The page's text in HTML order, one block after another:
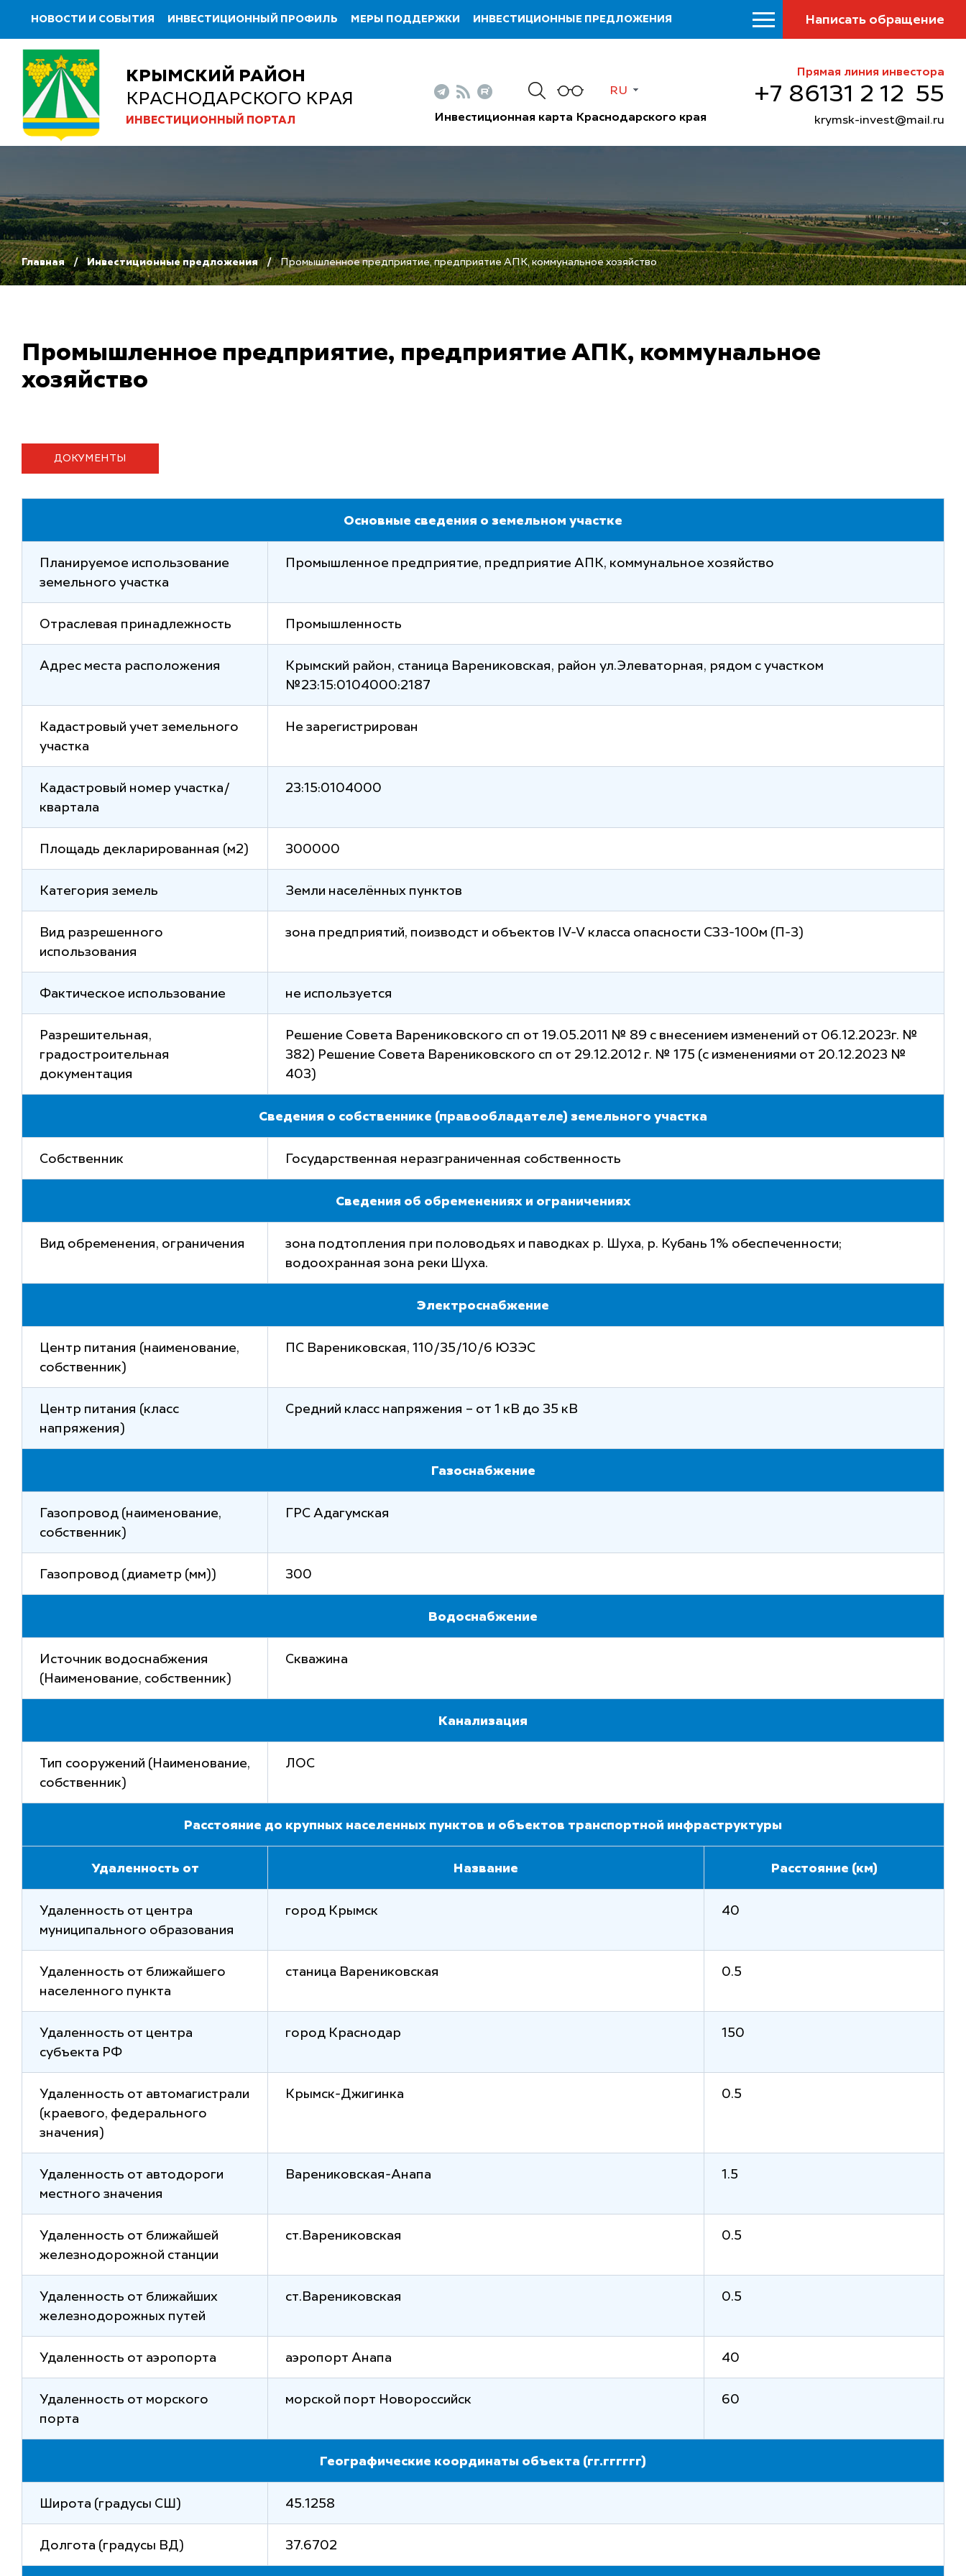
НОВОСТИ И СОБЫТИЯ ИНВЕСТИЦИОННЫЙ ПРОФИЛЬ МЕРЫ ПОДДЕРЖКИ ИНВЕСТИЦИОННЫЕ ПРЕДЛОЖЕНИЯ Написать обращение
КРЫМСКИЙ РАЙОН
КРАСНОДАРСКОГО КРАЯ
ИНВЕСТИЦИОННЫЙ ПОРТАЛ
RU
Инвестиционная карта Краснодарского края
Прямая линия инвестора
+7 86131 2 12 55
krymsk-invest@mail.ru
Главная Инвестиционные предложения Промышленное предприятие, предприятие АПК, коммунальное хозяйство
Промышленное предприятие, предприятие АПК, коммунальное
хозяйство
ДОКУМЕНТЫ
Основные сведения о земельном участке
Планируемое использование
земельного участка
Промышленное предприятие, предприятие АПК, коммунальное хозяйство
Отраслевая принадлежность Промышленность
Адрес места расположения
Крымский район, станица Варениковская, район ул.Элеваторная, рядом с участком
№23:15:0104000:2187
Кадастровый учет земельного
участка
Не зарегистрирован
Кадастровый номер участка/
квартала
23:15:0104000
Площадь декларированная (м2) 300000
Категория земель Земли населённых пунктов
Вид разрешенного
использования
зона предприятий, поизводст и объектов IV-V класса опасности СЗЗ-100м (П-3)
Фактическое использование не используется
Разрешительная,
градостроительная
документация
Решение Совета Варениковского сп от 19.05.2011 № 89 с внесением изменений от 06.12.2023г. №
382) Решение Совета Варениковского сп от 29.12.2012 г. № 175 (с изменениями от 20.12.2023 №
403)
Сведения о собственнике (правообладателе) земельного участка
Собственник Государственная неразграниченная собственность
Сведения об обременениях и ограничениях
Вид обременения, ограничения
зона подтопления при половодьях и паводках р. Шуха, р. Кубань 1% обеспеченности;
водоохранная зона реки Шуха.
Электроснабжение
Центр питания (наименование,
собственник)
ПС Варениковская, 110/35/10/6 ЮЗЭС
Центр питания (класс
напряжения)
Средний класс напряжения – от 1 кВ до 35 кВ
Газоснабжение
Газопровод (наименование,
собственник)
ГРС Адагумская
Газопровод (диаметр (мм)) 300
Водоснабжение
Источник водоснабжения
(Наименование, собственник)
Скважина
Канализация
Тип сооружений (Наименование,
собственник)
ЛОС
Расстояние до крупных населенных пунктов и объектов транспортной инфраструктуры
Удаленность от Название Расстояние (км)
Удаленность от центра
муниципального образования
город Крымск 40
Удаленность от ближайшего
населенного пункта
станица Варениковская 0.5
Удаленность от центра
субъекта РФ
город Краснодар 150
Удаленность от автомагистрали
(краевого, федерального
значения)
Крымск-Джигинка 0.5
Удаленность от автодороги
местного значения
Варениковская-Анапа 1.5
Удаленность от ближайшей
железнодорожной станции
ст.Варениковская 0.5
Удаленность от ближайших
железнодорожных путей
ст.Варениковская 0.5
Удаленность от аэропорта аэропорт Анапа 40
Удаленность от морского
порта
морской порт Новороссийск 60
Географические координаты объекта (гг.гггггг)
Широта (градусы СШ) 45.1258
Долгота (градусы ВД) 37.6702